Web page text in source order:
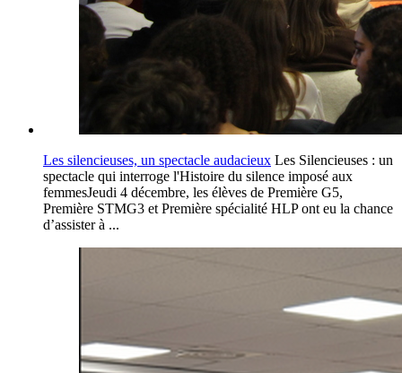
Les silencieuses, un spectacle audacieux Les Silencieuses : un
spectacle qui interroge l'Histoire du silence imposé aux
femmesJeudi 4 décembre, les élèves de Première G5,
Première STMG3 et Première spécialité HLP ont eu la chance
d’assister à ...